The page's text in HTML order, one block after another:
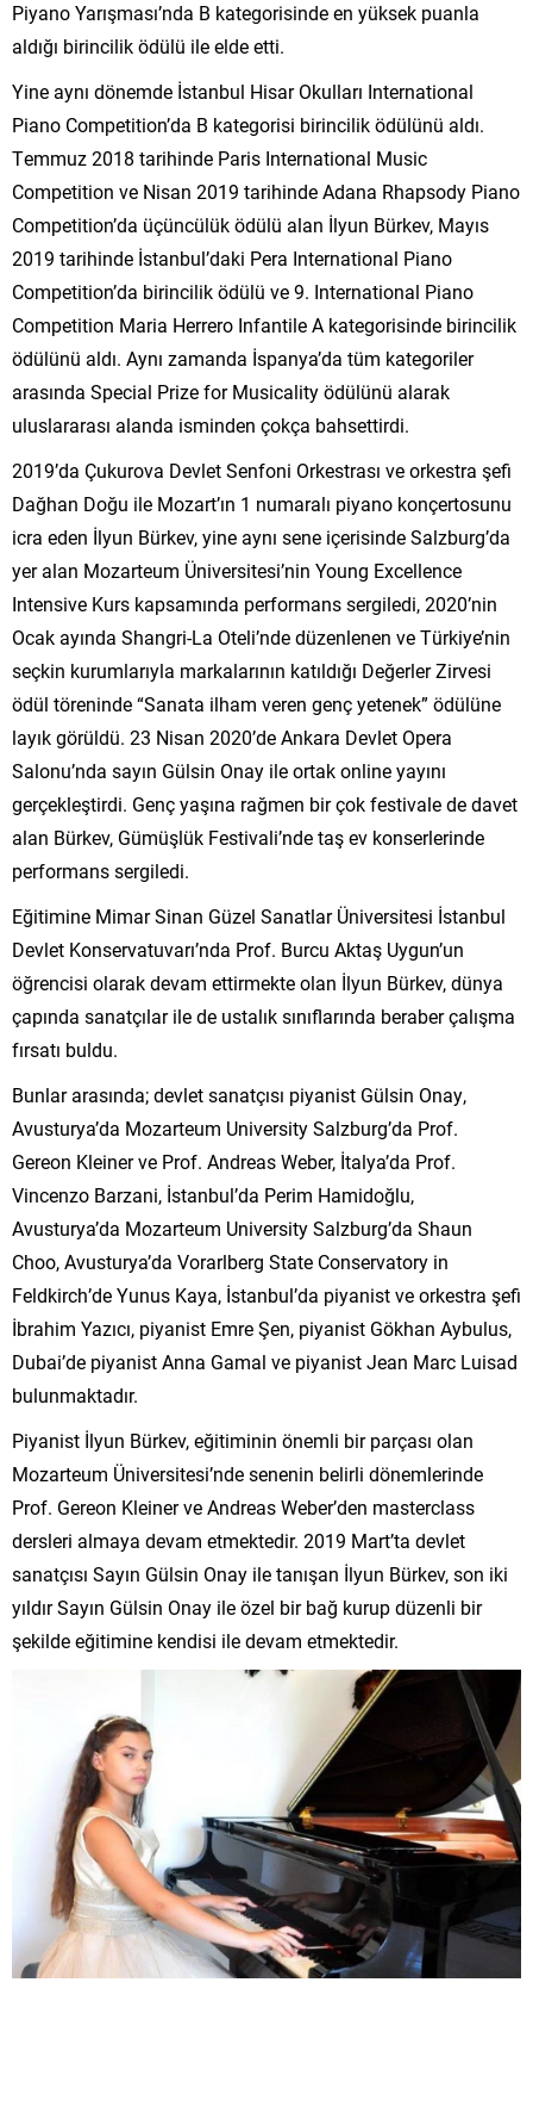
Piyano Yarışması’nda B kategorisinde en yüksek puanla
aldığı birincilik ödülü ile elde etti.
Yine aynı dönemde İstanbul Hisar Okulları International
Piano Competition’da B kategorisi birincilik ödülünü aldı.
Temmuz 2018 tarihinde Paris International Music
Competition ve Nisan 2019 tarihinde Adana Rhapsody Piano
Competition’da üçüncülük ödülü alan İlyun Bürkev, Mayıs
2019 tarihinde İstanbul’daki Pera International Piano
Competition’da birincilik ödülü ve 9. International Piano
Competition Maria Herrero Infantile A kategorisinde birincilik
ödülünü aldı. Aynı zamanda İspanya’da tüm kategoriler
arasında Special Prize for Musicality ödülünü alarak
uluslararası alanda isminden çokça bahsettirdi.
2019’da Çukurova Devlet Senfoni Orkestrası ve orkestra şefi
Dağhan Doğu ile Mozart’ın 1 numaralı piyano konçertosunu
icra eden İlyun Bürkev, yine aynı sene içerisinde Salzburg’da
yer alan Mozarteum Üniversitesi’nin Young Excellence
Intensive Kurs kapsamında performans sergiledi, 2020’nin
Ocak ayında Shangri-La Oteli’nde düzenlenen ve Türkiye’nin
seçkin kurumlarıyla markalarının katıldığı Değerler Zirvesi
ödül töreninde “Sanata ilham veren genç yetenek” ödülüne
layık görüldü. 23 Nisan 2020’de Ankara Devlet Opera
Salonu’nda sayın Gülsin Onay ile ortak online yayını
gerçekleştirdi. Genç yaşına rağmen bir çok festivale de davet
alan Bürkev, Gümüşlük Festivali’nde taş ev konserlerinde
performans sergiledi.
Eğitimine Mimar Sinan Güzel Sanatlar Üniversitesi İstanbul
Devlet Konservatuvarı’nda Prof. Burcu Aktaş Uygun’un
öğrencisi olarak devam ettirmekte olan İlyun Bürkev, dünya
çapında sanatçılar ile de ustalık sınıflarında beraber çalışma
fırsatı buldu.
Bunlar arasında; devlet sanatçısı piyanist Gülsin Onay,
Avusturya’da Mozarteum University Salzburg’da Prof.
Gereon Kleiner ve Prof. Andreas Weber, İtalya’da Prof.
Vincenzo Barzani, İstanbul’da Perim Hamidoğlu,
Avusturya’da Mozarteum University Salzburg’da Shaun
Choo, Avusturya’da Vorarlberg State Conservatory in
Feldkirch’de Yunus Kaya, İstanbul’da piyanist ve orkestra şefi
İbrahim Yazıcı, piyanist Emre Şen, piyanist Gökhan Aybulus,
Dubai’de piyanist Anna Gamal ve piyanist Jean Marc Luisad
bulunmaktadır.
Piyanist İlyun Bürkev, eğitiminin önemli bir parçası olan
Mozarteum Üniversitesi’nde senenin belirli dönemlerinde
Prof. Gereon Kleiner ve Andreas Weber’den masterclass
dersleri almaya devam etmektedir. 2019 Mart’ta devlet
sanatçısı Sayın Gülsin Onay ile tanışan İlyun Bürkev, son iki
yıldır Sayın Gülsin Onay ile özel bir bağ kurup düzenli bir
şekilde eğitimine kendisi ile devam etmektedir.